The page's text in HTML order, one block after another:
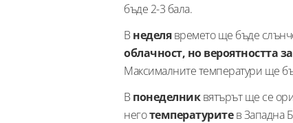
бъде 2-3 бала.
Внеделявремето ще бъде
облачност, но вероятността
Максималните температури ще
Впонеделниквятърът ще се
неготемпературитев Западна